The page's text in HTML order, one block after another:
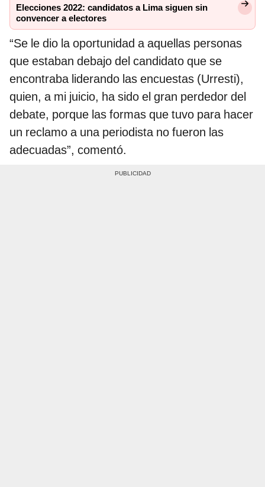
Elecciones 2022: candidatos a Lima siguen sin
convencer a electores
“Se le dio la oportunidad a aquellas personas
que estaban debajo del candidato que se
encontraba liderando las encuestas (Urresti),
quien, a mi juicio, ha sido el gran perdedor del
debate, porque las formas que tuvo para hacer
un reclamo a una periodista no fueron las
adecuadas”, comentó.